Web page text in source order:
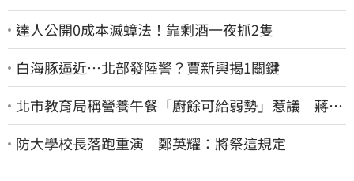
達人公開0成本滅蟑法！靠剩酒一夜抓2隻
白海豚逼近…北部發陸警？賈新興揭1關鍵
北市教育局稱營養午餐「廚餘可給弱勢」惹議 蔣萬
安急喊：不會這樣做
防大學校長落跑重演 鄭英耀：將祭這規定